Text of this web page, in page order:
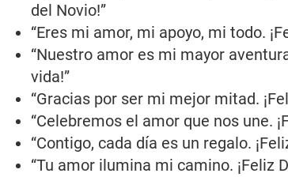
del Novio!”
“Eres mi amor, mi apoyo, mi todo.
“Nuestro amor es mi mayor
vida!”
“Gracias por ser mi mejor mitad.
“Celebremos el amor que nos une.
“Contigo, cada día es un regalo.
“Tu amor ilumina mi camino. ¡Feliz